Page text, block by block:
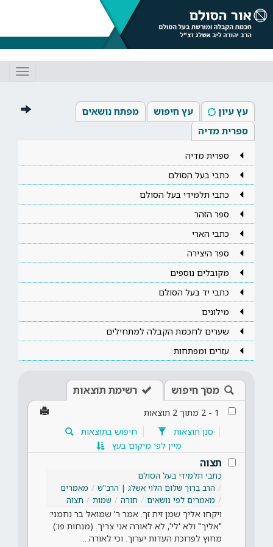
עץ עיון עץ חיפוש
מפתח נושאים
ספרית מדיה
ספרית מדיה
כתבי בעל הסולם
כתבי תלמידי בעל הסולם
ספר הזהר
כתבי הארי
ספר היצירה
מקובלים נוספים
כתבי יד בעל הסולם
מילונים
שערים לחכמת הקבלה למתחילים
עזרים ומפתחות
מסך חיפוש רשימת תוצאות
1
-
2 מתוך 2 תוצאות
סנן תוצאות
חיפוש בתוצאות
מיין לפי מיקום בעץ
תצוה
כתבי תלמידי בעל הסולם
הרב ברוך שלום הלוי אשלג | הרב"ש
מאמרים
מאמרים לפי נושאים
תורה שמות תצוה
ויקחו אליך שמן זית זך. אמר ר' שמואל בר נחמני:
"אליך" ולא 'לי', לא לאורה אני צריך. (מנחות פו:)
מחוץ לפרוכת העדות יערוך. וכי לאורה…